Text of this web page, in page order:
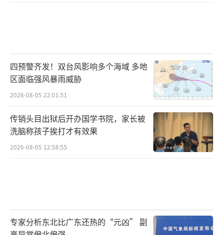
四预警齐发！双台风影响多个海域 多地
区面临强风暴雨威胁
2026-08-05 22:01:51
传销头目出狱后开办国学书院，家长被
洗脑称孩子挨打才有效果
2026-08-05 12:58:55
专家分析东北比广东还热的“元凶” 副